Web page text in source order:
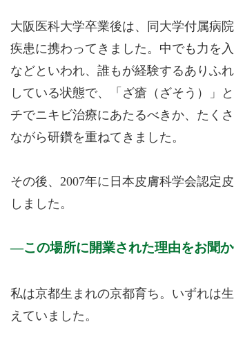
大阪医科大学卒業後は、同大学付属病
疾患に携わってきました。中でも力を
などといわれ、誰もが経験するありふ
している状態で、「ざ瘡（ざそう）」
チでニキビ治療にあたるべきか、たく
ながら研鑽を重ねてきました。
その後、2007年に日本皮膚科学会認定
しました。
この場所に開業された理由をお聞か
私は京都生まれの京都育ち。いずれは
えていました。